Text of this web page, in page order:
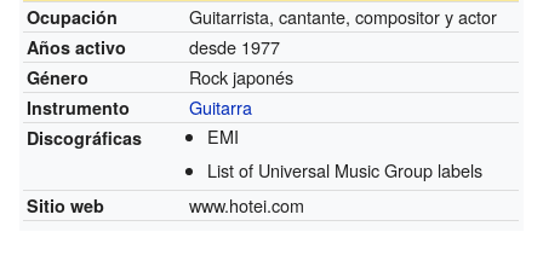
Ocupación
Guitarrista, cantante, compositor y actor
Años activo desde 1977
Género Rock japonés
Instrumento Guitarra
Discográficas
EMI
List of Universal Music Group labels
Sitio web www.hotei.com